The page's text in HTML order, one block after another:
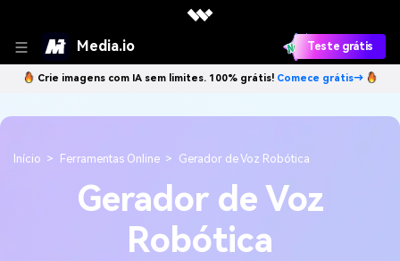
Media.io Teste grátis
Crie imagens com IA sem limites. 100% grátis! Comece grátis→
Início Ferramentas Online Gerador de Voz Robótica
Gerador de Voz
Robótica